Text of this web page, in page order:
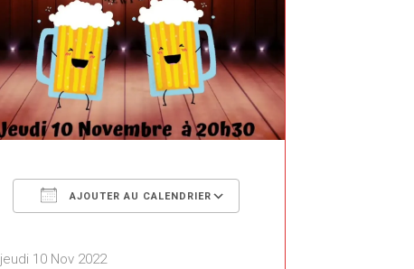
AJOUTER AU CALENDRIER
Télécharger ICS
jeudi 10 Nov 2022